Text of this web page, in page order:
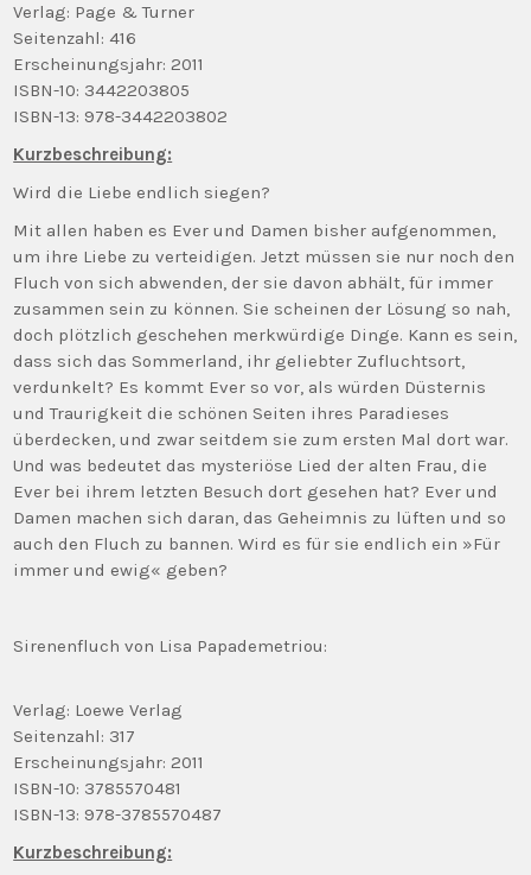
Verlag: Page & Turner
Seitenzahl: 416
Erscheinungsjahr: 2011
ISBN-10: 3442203805
ISBN-13: 978-3442203802
Kurzbeschreibung:
Wird die Liebe endlich siegen?
Mit allen haben es Ever und Damen bisher aufgenommen,
um ihre Liebe zu verteidigen. Jetzt müssen sie nur noch den
Fluch von sich abwenden, der sie davon abhält, für immer
zusammen sein zu können. Sie scheinen der Lösung so nah,
doch plötzlich geschehen merkwürdige Dinge. Kann es sein,
dass sich das Sommerland, ihr geliebter Zufluchtsort,
verdunkelt? Es kommt Ever so vor, als würden Düsternis
und Traurigkeit die schönen Seiten ihres Paradieses
überdecken, und zwar seitdem sie zum ersten Mal dort war.
Und was bedeutet das mysteriöse Lied der alten Frau, die
Ever bei ihrem letzten Besuch dort gesehen hat? Ever und
Damen machen sich daran, das Geheimnis zu lüften und so
auch den Fluch zu bannen. Wird es für sie endlich ein »Für
immer und ewig« geben?
Sirenenfluch von Lisa Papademetriou:
Verlag: Loewe Verlag
Seitenzahl: 317
Erscheinungsjahr: 2011
ISBN-10: 3785570481
ISBN-13: 978-3785570487
Kurzbeschreibung: